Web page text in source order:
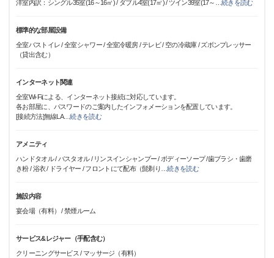
洋室内訳：シングル35室(16～16㎡) / ダブル4室(17㎡) / ツイン39室(17～
…続きを読む
標準的な部屋設備
全室バストイレ / 全室シャワー / 全室冷暖房 / テレビ / 空の冷蔵庫 / ズボンプレッサー
（貸出含む）
インターネット関連
全室Wi-Fiによる、インターネット接続に対応しています。
各お部屋に、パスワードのご案内したインフォメーションを配置しています。
[接続方法]無線LA…続きを読む
アメニティ
ハンドタオル / バスタオル / リンスインシャンプー / ボディーソープ /歯ブラシ・歯磨
き粉 / 浴衣 / ドライヤー / フロントにて配布（髭剃り …続きを読む
施設内容
宴会場（有料） / 禁煙ルーム
サービス&レジャー（手配含む）
クリーニングサービス / マッサージ（有料）